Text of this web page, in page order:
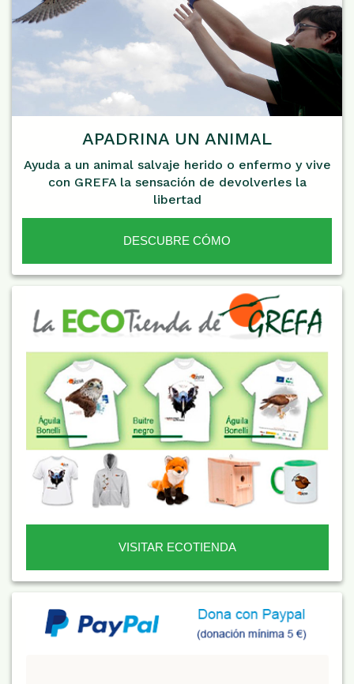
APADRINA UN ANIMAL
Ayuda a un animal salvaje herido o enfermo y vive
con GREFA la sensación de devolverles la
libertad
DESCUBRE CÓMO
VISITAR ECOTIENDA